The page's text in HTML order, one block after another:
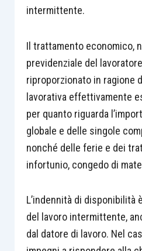
intermittente.
Il trattamento economico,
previdenziale del
riproporzionato in ragione
lavorativa effettivamente
per quanto riguarda
globale e delle singole
nonché delle ferie e dei
infortunio, congedo di
L’indennità di disponibilità
del lavoro intermittente,
dal datore di lavoro. Nel